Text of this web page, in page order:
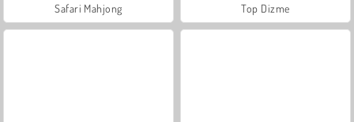
Safari Mahjong Top Dizme